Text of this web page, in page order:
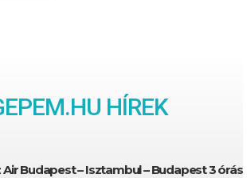
HÍREK
Air Budapest – Isztambul – Budapest 3 órás